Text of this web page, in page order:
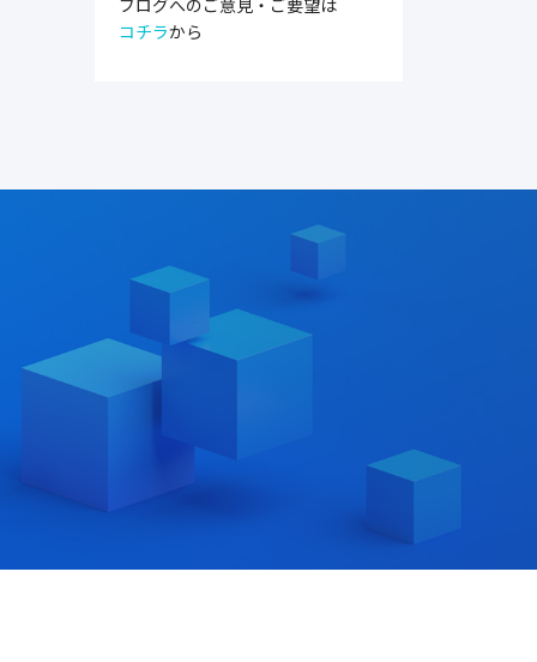
ブログへのご意見・ご要望は
コチラから